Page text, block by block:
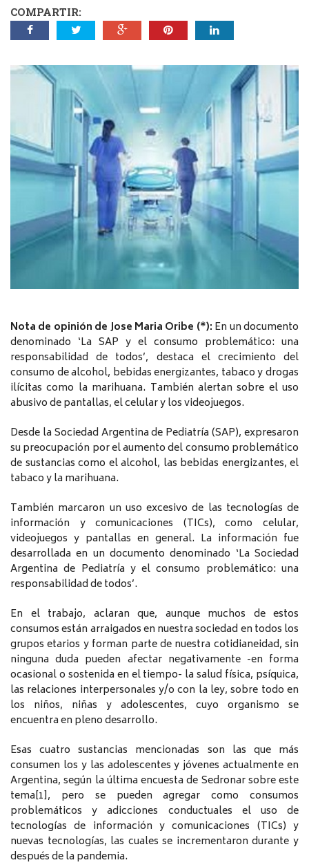
COMPARTIR:
Nota de opinión de Jose Maria Oribe (*): En un documento
denominado ‘La SAP y el consumo problemático: una
responsabilidad de todos’, destaca el crecimiento del
consumo de alcohol, bebidas energizantes, tabaco y drogas
ilícitas como la marihuana. También alertan sobre el uso
abusivo de pantallas, el celular y los videojuegos.
Desde la Sociedad Argentina de Pediatría (SAP), expresaron
su preocupación por el aumento del consumo problemático
de sustancias como el alcohol, las bebidas energizantes, el
tabaco y la marihuana.
También marcaron un uso excesivo de las tecnologías de
información y comunicaciones (TICs), como celular,
videojuegos y pantallas en general. La información fue
desarrollada en un documento denominado ‘La Sociedad
Argentina de Pediatría y el consumo problemático: una
responsabilidad de todos’.
En el trabajo, aclaran que, aunque muchos de estos
consumos están arraigados en nuestra sociedad en todos los
grupos etarios y forman parte de nuestra cotidianeidad, sin
ninguna duda pueden afectar negativamente -en forma
ocasional o sostenida en el tiempo- la salud física, psíquica,
las relaciones interpersonales y/o con la ley, sobre todo en
los niños, niñas y adolescentes, cuyo organismo se
encuentra en pleno desarrollo.
Esas cuatro sustancias mencionadas son las que más
consumen los y las adolescentes y jóvenes actualmente en
Argentina, según la última encuesta de Sedronar sobre este
tema[1], pero se pueden agregar como consumos
problemáticos y adicciones conductuales el uso de
tecnologías de información y comunicaciones (TICs) y
nuevas tecnologías, las cuales se incrementaron durante y
después de la pandemia.